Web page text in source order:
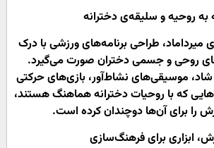
به روحیه و سلیقه‌ی دخترانه
میرداماد، طراحی برنامه‌های ورزشی با درک
روحی و جسمی دختران صورت می‌گیرد.
موسیقی‌های نشاط‌آور، بازی‌های حرکتی
که با روحیات دخترانه هماهنگ هستند،
را برای آن‌ها دوچندان کرده است.
ابزاری برای فرهنگ‌سازی